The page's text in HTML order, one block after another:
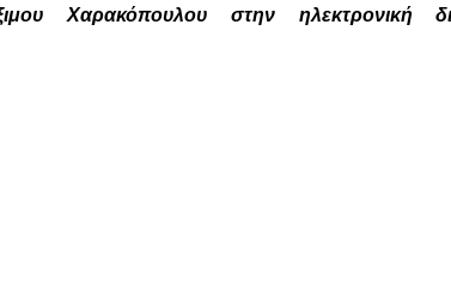
Χαρακόπουλου στην ηλεκτρονική